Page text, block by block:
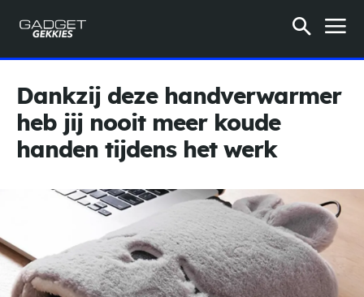
Dankzij deze handverwarmer
heb jij nooit meer koude
handen tijdens het werk